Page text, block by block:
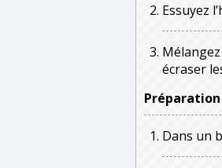
Essuyez
écraser
Préparation
Dans un